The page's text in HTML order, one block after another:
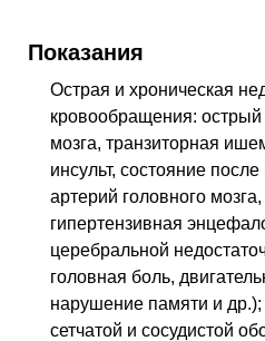
Показания
Острая и хроническая
кровообращения: острый
мозга, транзиторная
инсульт, состояние
артерий головного
гипертензивная
церебральной
головная боль,
нарушение памяти и
сетчатой и сосудистой